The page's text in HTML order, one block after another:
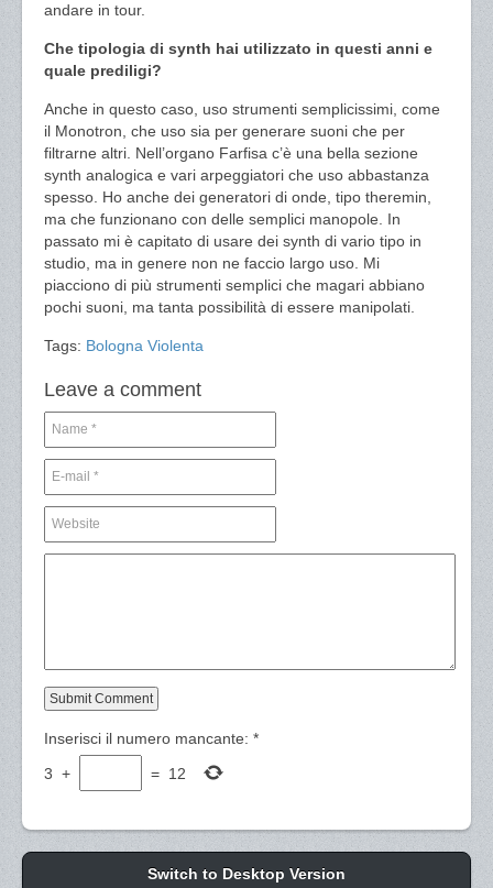
andare in tour.
Che tipologia di synth hai utilizzato in questi anni e
quale prediligi?
Anche in questo caso, uso strumenti semplicissimi, come
il Monotron, che uso sia per generare suoni che per
filtrarne altri. Nell’organo Farfisa c’è una bella sezione
synth analogica e vari arpeggiatori che uso abbastanza
spesso. Ho anche dei generatori di onde, tipo theremin,
ma che funzionano con delle semplici manopole. In
passato mi è capitato di usare dei synth di vario tipo in
studio, ma in genere non ne faccio largo uso. Mi
piacciono di più strumenti semplici che magari abbiano
pochi suoni, ma tanta possibilità di essere manipolati.
Tags: Bologna Violenta
Leave a comment
Inserisci il numero mancante: *
3 + = 12
Switch to Desktop Version